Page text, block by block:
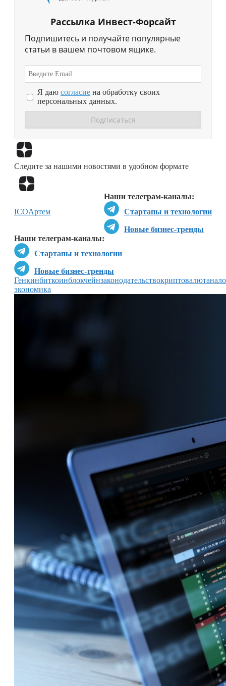
Рассылка Инвест-Форсайт
Подпишитесь и получайте популярные
статьи в вашем почтовом ящике.
Я даю согласие на обработку своих
персональных данных.
Следите за нашими новостями в удобном формате
Наши телеграм-каналы:
Стартапы и технологии
Новые бизнес-тренды
Наши телеграм-каналы:
Стартапы и технологии
Новые бизнес-тренды
ICOАртем
Генкинбиткоинблокчейнзаконодательствокриптовалюта
экономика